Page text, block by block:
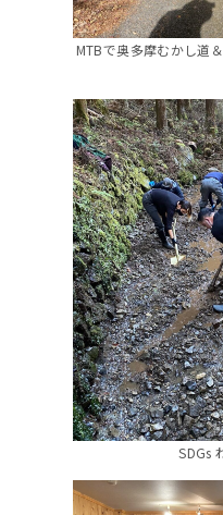
MTBで奥多摩むかし道
SDGs